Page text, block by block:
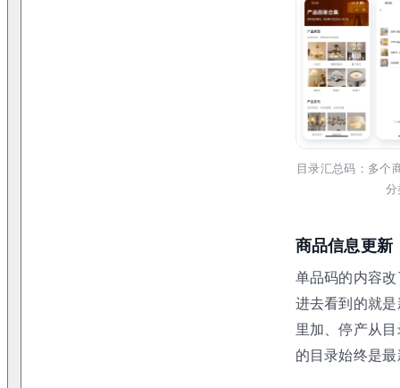
目录汇总码：多个
分
商品信息更新
单品码的内容
进去看到的就
里加、停产从
的目录始终是